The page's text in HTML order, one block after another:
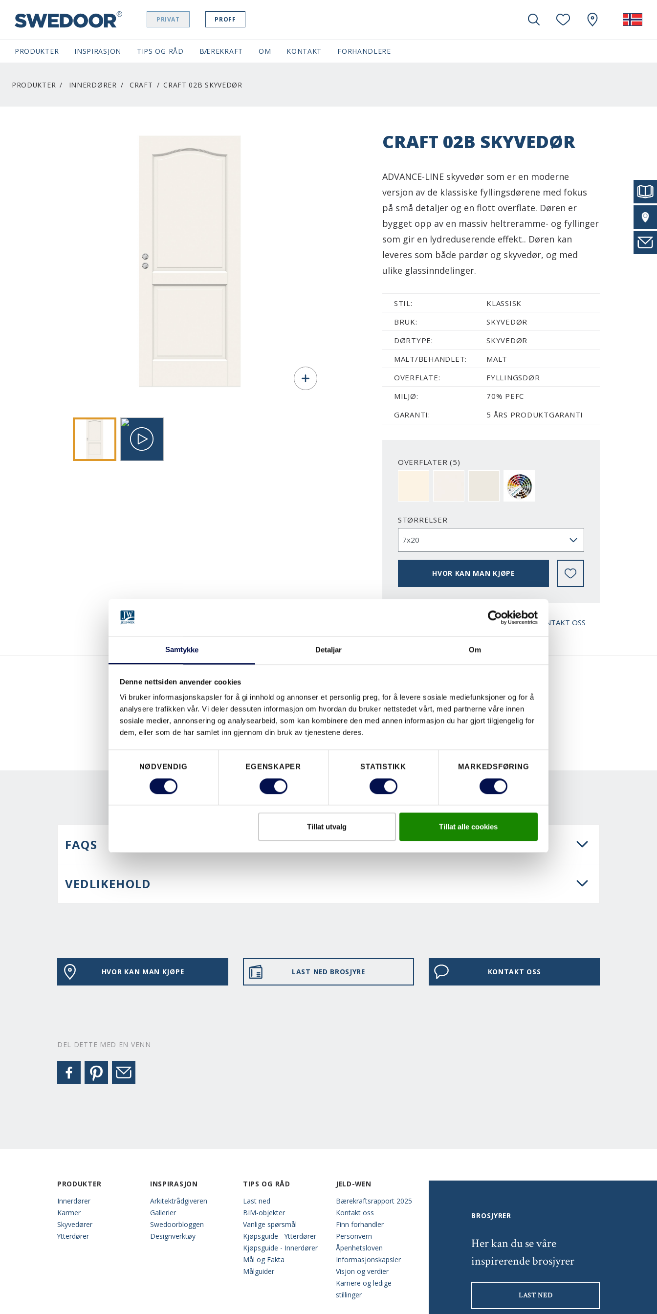
Samtykke Detaljar Om
Denne nettsiden anvender cookies
Vi bruker informasjonskapsler for å gi innhold og annonser et personlig preg, for å levere sosiale mediefunksjoner og for å
analysere trafikken vår. Vi deler dessuten informasjon om hvordan du bruker nettstedet vårt, med partnerne våre innen
sosiale medier, annonsering og analysearbeid, som kan kombinere den med annen informasjon du har gjort tilgjengelig for
dem, eller som de har samlet inn gjennom din bruk av tjenestene deres.
NØDVENDIG EGENSKAPER STATISTIKK MARKEDSFØRING
Tillat utvalg Tillat alle cookies
SWEDOOR NAVIGATION PRIVAT PROFF
PRODUKTER INSPIRASJON TIPS OG RÅD BÆREKRAFT OM KONTAKT FORHANDLERE
PRODUKTER INNERDØRER CRAFT CRAFT 02B SKYVEDØR
CRAFT 02B SKYVEDØR
ADVANCE-LINE skyvedør som er en moderne
versjon av de klassiske fyllingsdørene med fokus
på små detaljer og en flott overflate. Døren er
bygget opp av en massiv heltreramme- og fyllinger
som gir en lydreduserende effekt.. Døren kan
leveres som både pardør og skyvedør, og med
ulike glassinndelinger.
STIL:
KLASSISK
BRUK:
SKYVEDØR
DØRTYPE:
SKYVEDØR
MALT/BEHANDLET:
MALT
OVERFLATE:
FYLLINGSDØR
MILJØ:
70% PEFC
GARANTI:
5 ÅRS PRODUKTGARANTI
OVERFLATER (5)
NESTEN ALLE NCS S OG RAL FARGER
STØRRELSER
HVOR KAN MAN KJØPE
KONTAKT OSS
FAQS
VEDLIKEHOLD
HVOR KAN MAN KJØPE LAST NED BROSJYRE KONTAKT OSS
DEL DETTE MED EN VENN
PRODUKTER
Innerdører
Karmer
Skyvedører
Ytterdører
INSPIRASJON
Arkitektrådgiveren
Gallerier
Swedoorbloggen
Designverktøy
TIPS OG RÅD
Last ned
BIM-objekter
Vanlige spørsmål
Kjøpsguide - Ytterdører
Kjøpsguide - Innerdører
Mål og Fakta
Målguider
JELD-WEN
Bærekraftsrapport 2025
Kontakt oss
Finn forhandler
Personvern
Åpenhetsloven
Informasjonskapsler
Visjon og verdier
Karriere og ledige
stillinger
BROSJYRER
Her kan du se våre
inspirerende brosjyrer
LAST NED